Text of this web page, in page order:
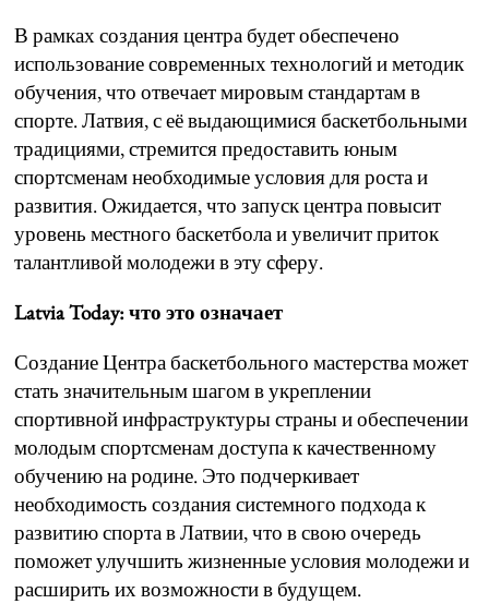
В рамках создания центра будет обеспечено
использование современных технологий и методик
обучения, что отвечает мировым стандартам в
спорте. Латвия, с её выдающимися баскетбольными
традициями, стремится предоставить юным
спортсменам необходимые условия для роста и
развития. Ожидается, что запуск центра повысит
уровень местного баскетбола и увеличит приток
талантливой молодежи в эту сферу.
Latvia Today: что это означает
Создание Центра баскетбольного мастерства может
стать значительным шагом в укреплении
спортивной инфраструктуры страны и обеспечении
молодым спортсменам доступа к качественному
обучению на родине. Это подчеркивает
необходимость создания системного подхода к
развитию спорта в Латвии, что в свою очередь
поможет улучшить жизненные условия молодежи и
расширить их возможности в будущем.